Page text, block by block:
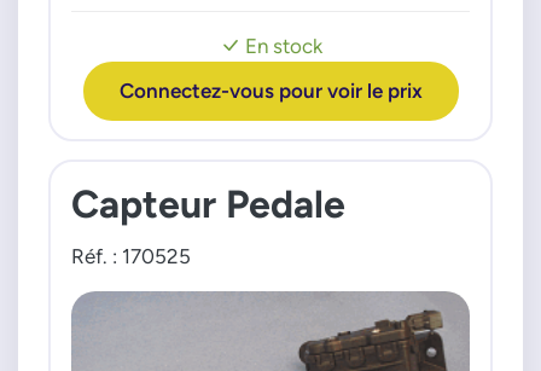
En stock
Connectez-vous pour voir le prix
Fusion 16c TDCI 04>12
Capteur Pedale
Réf. : 170525